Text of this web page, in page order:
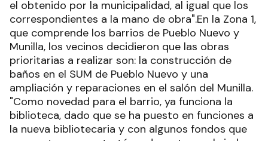
el obtenido por la municipalidad, al igual que los
correspondientes a la mano de obra".En la Zona 1,
que comprende los barrios de Pueblo Nuevo y
Munilla, los vecinos decidieron que las obras
prioritarias a realizar son: la construcción de
baños en el SUM de Pueblo Nuevo y una
ampliación y reparaciones en el salón del Munilla.
"Como novedad para el barrio, ya funciona la
biblioteca, dado que se ha puesto en funciones a
la nueva bibliotecaria y con algunos fondos que